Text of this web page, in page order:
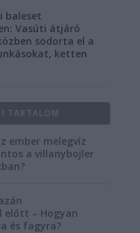
baleset
Vasúti átjáró
sodorta el a
ketten
TARTALOM
ember melegvíz
a villanybojler
– Hogyan
és fagyra?